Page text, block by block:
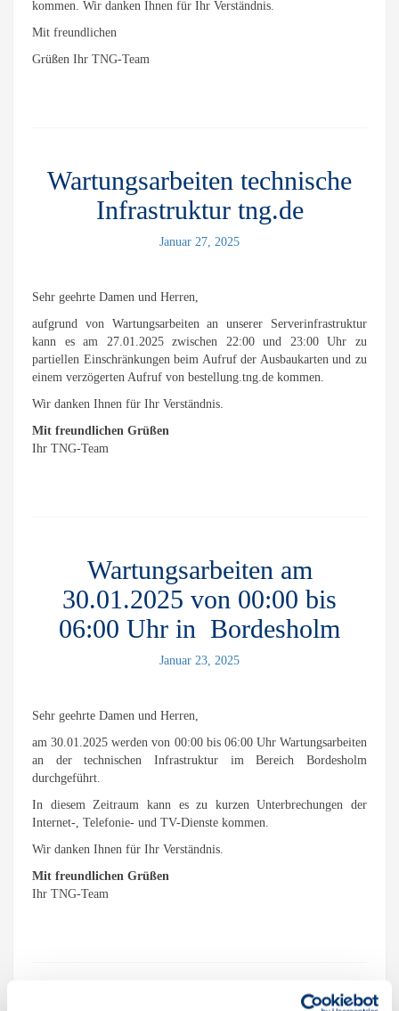
kommen. Wir danken Ihnen für Ihr Verständnis.
Mit freundlichen
Grüßen Ihr TNG-Team
Wartungsarbeiten technische
Infrastruktur tng.de
Januar 27, 2025
Sehr geehrte Damen und Herren,
aufgrund von Wartungsarbeiten an unserer Serverinfrastruktur
kann es am 27.01.2025 zwischen 22:00 und 23:00 Uhr zu
partiellen Einschränkungen beim Aufruf der Ausbaukarten und zu
einem verzögerten Aufruf von bestellung.tng.de kommen.
Wir danken Ihnen für Ihr Verständnis.
Mit freundlichen Grüßen
Ihr TNG-Team
Wartungsarbeiten am
30.01.2025 von 00:00 bis
06:00 Uhr in Bordesholm
Januar 23, 2025
Sehr geehrte Damen und Herren,
am 30.01.2025 werden von 00:00 bis 06:00 Uhr Wartungsarbeiten
an der technischen Infrastruktur im Bereich Bordesholm
durchgeführt.
In diesem Zeitraum kann es zu kurzen Unterbrechungen der
Internet-, Telefonie- und TV-Dienste kommen.
Wir danken Ihnen für Ihr Verständnis.
Mit freundlichen Grüßen
Ihr TNG-Team